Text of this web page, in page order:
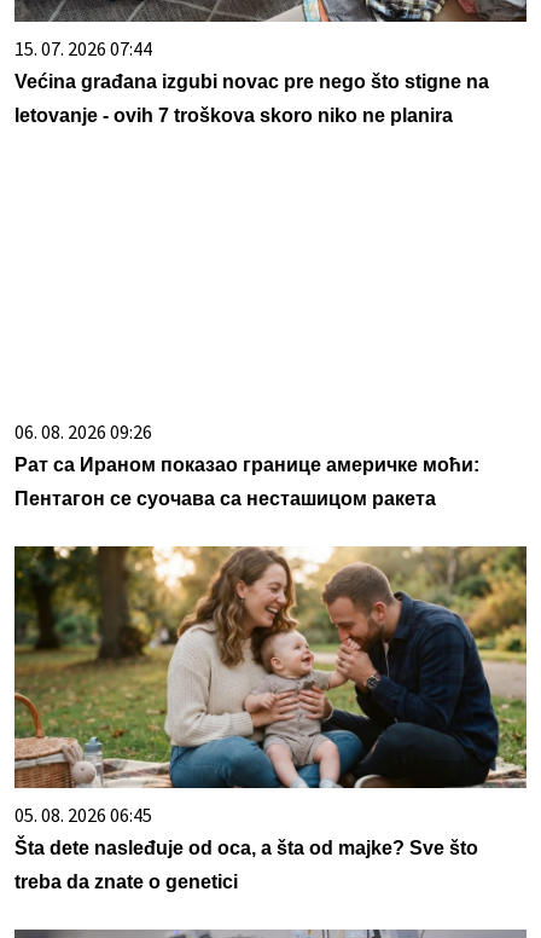
15. 07. 2026 07:44
Većina građana izgubi novac pre nego što stigne na
letovanje - ovih 7 troškova skoro niko ne planira
06. 08. 2026 09:26
Рат са Ираном показао границе америчке моћи:
Пентагон се суочава са несташицом ракета
05. 08. 2026 06:45
Šta dete nasleđuje od oca, a šta od majke? Sve što
treba da znate o genetici